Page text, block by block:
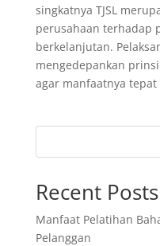
singkatnya TJSL
perusahaan terhadap
berkelanjutan.
mengedepankan
agar manfaatnya
Recent Posts
Manfaat Pelatihan
Pelanggan